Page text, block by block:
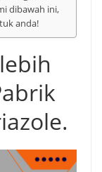
dibawah ini,
anda!